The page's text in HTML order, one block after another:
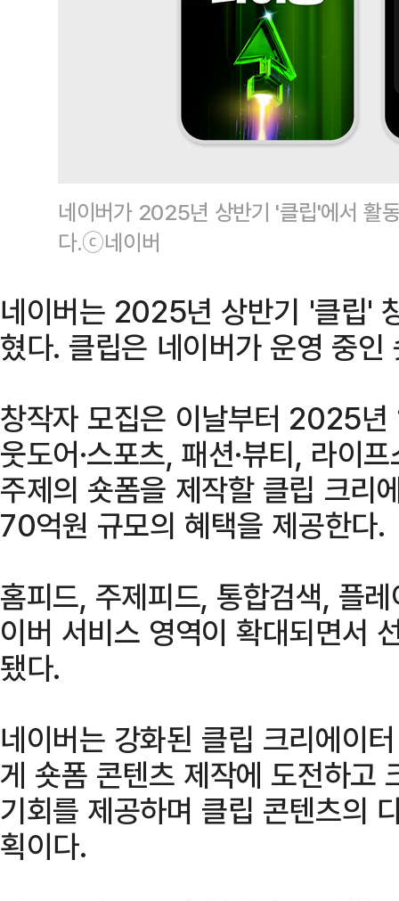
네이버가 2025년 상반기 '클립'에서 활
다.ⓒ네이버
네이버는 2025년 상반기 '클립'
혔다. 클립은 네이버가 운영 중
창작자 모집은 이날부터 2025
웃도어·스포츠, 패션·뷰티, 라이
주제의 숏폼을 제작할 클립 크
70억원 규모의 혜택을 제공한다.
홈피드, 주제피드, 통합검색, 플
이버 서비스 영역이 확대되면서
됐다.
네이버는 강화된 클립 크리에이
게 숏폼 콘텐츠 제작에 도전하고
기회를 제공하며 클립 콘텐츠의
획이다.